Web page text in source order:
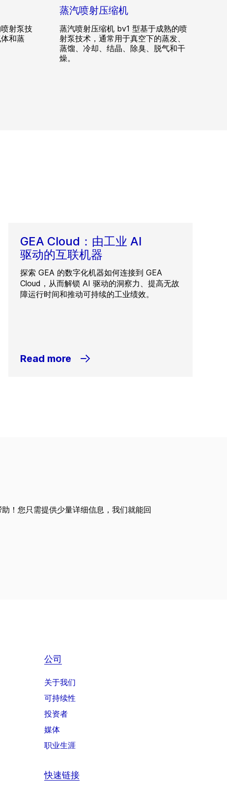
射泵技
和蒸
蒸汽喷射压缩机
蒸汽喷射压缩机 bv1 型基于成熟的喷
射泵技术，通常用于真空下的蒸发、
蒸馏、冷却、结晶、除臭、脱气和干
燥。
GEA Cloud：由工业 AI
驱动的互联机器
探索 GEA 的数字化机器如何连接到 GEA
Cloud，从而解锁 AI 驱动的洞察力、提高无故
障运行时间和推动可持续的工业绩效。
Read more
！您只需提供少量详细信息，我们就能回
公司
关于我们
可持续性
投资者
媒体
职业生涯
快速链接